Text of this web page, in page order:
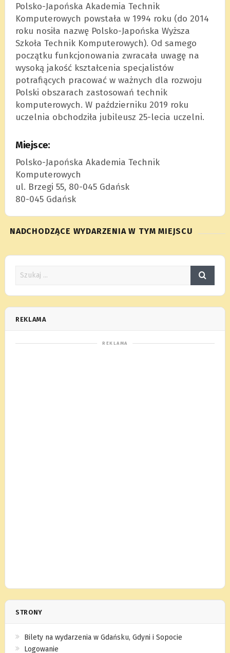
Polsko-Japońska Akademia Technik
Komputerowych powstała w 1994 roku (do 2014
roku nosiła nazwę Polsko-Japońska Wyższa
Szkoła Technik Komputerowych). Od samego
początku funkcjonowania zwracała uwagę na
wysoką jakość kształcenia specjalistów
potrafiących pracować w ważnych dla rozwoju
Polski obszarach zastosowań technik
komputerowych. W październiku 2019 roku
uczelnia obchodziła jubileusz 25-lecia uczelni.
Miejsce:
Polsko-Japońska Akademia Technik
Komputerowych
ul. Brzegi 55, 80-045 Gdańsk
80-045 Gdańsk
NADCHODZĄCE WYDARZENIA W TYM MIEJSCU
REKLAMA
STRONY
Bilety na wydarzenia w Gdańsku, Gdyni i Sopocie
Logowanie